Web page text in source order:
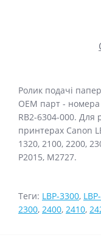
Ролик подачі
ОЕМ парт - номера
RB2-6304-000. Для
принтерах Canon
1320, 2100, 2200,
P2015, M2727.
Теги: LBP-3300,
2300, 2400, 2410,